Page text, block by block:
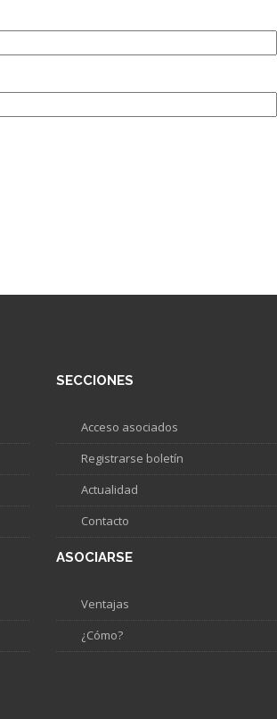
SECCIONES
Acceso asociados
Registrarse boletín
Actualidad
Contacto
ASOCIARSE
Ventajas
¿Cómo?